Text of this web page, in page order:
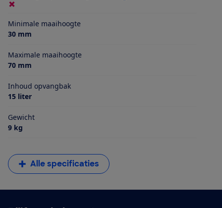
Minimale maaihoogte
30 mm
Maximale maaihoogte
70 mm
Inhoud opvangbak
15 liter
Gewicht
9 kg
Alle specificaties